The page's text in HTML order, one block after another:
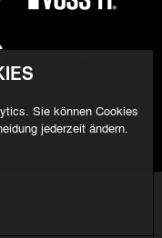
vorbehalten
Sie können Cookies
jederzeit ändern.